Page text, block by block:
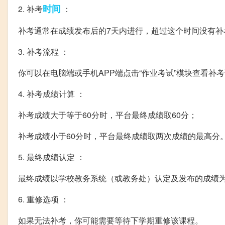
2. 补考时间 ：
补考通常在成绩发布后的7天内进行，超过这个时间没有
3. 补考流程 ：
你可以在电脑端或手机APP端点击“作业考试”模块查看补
4. 补考成绩计算 ：
补考成绩大于等于60分时，平台最终成绩取60分；
补考成绩小于60分时，平台最终成绩取两次成绩的最高分
5. 最终成绩认定 ：
最终成绩以学校教务系统（或教务处）认定及发布的成绩
6. 重修选项 ：
如果无法补考，你可能需要等待下学期重修该课程。